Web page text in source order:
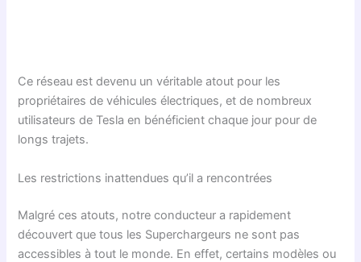
Ce réseau est devenu un véritable atout pour les
propriétaires de véhicules électriques, et de nombreux
utilisateurs de Tesla en bénéficient chaque jour pour de
longs trajets.
Les restrictions inattendues qu’il a rencontrées
Malgré ces atouts, notre conducteur a rapidement
découvert que tous les Superchargeurs ne sont pas
accessibles à tout le monde. En effet, certains modèles ou